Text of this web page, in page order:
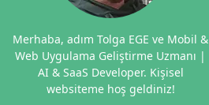
Merhaba, adım Tolga EGE ve Mobil &
Web Uygulama Geliştirme Uzmanı |
AI & SaaS Developer. Kişisel
websiteme hoş geldiniz!